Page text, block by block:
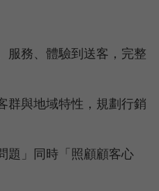
服務、體驗到送客，完整
群與地域特性，規劃行銷
題」同時「照顧顧客心